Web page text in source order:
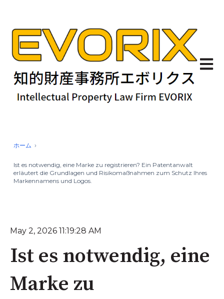
ホーム
Ist es notwendig, eine Marke zu registrieren? Ein Patentanwalt
erläutert die Grundlagen und Risikomaßnahmen zum Schutz Ihres
Markennamens und Logos.
May 2, 2026 11:19:28 AM
Ist es notwendig, eine
Marke zu